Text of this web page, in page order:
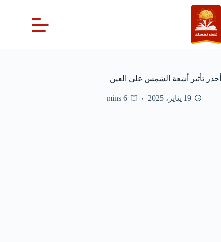
التجاوز
إلى
المحتوى
أحذر تأثير أشعة الشمس على العين
19 يناير، 2025 6 mins